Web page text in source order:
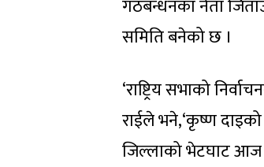
गठबन्धनका नेता
समिति बनेको छ ।
‘राष्ट्रिय सभाको
राईले भने,‘कृष्ण
जिल्लाको भेटघाट आज